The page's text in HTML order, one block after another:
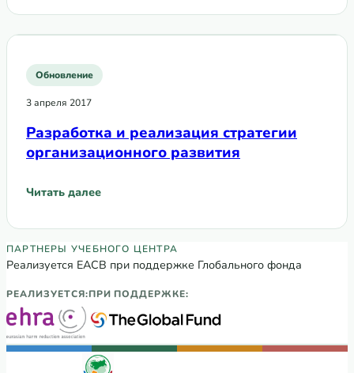
Обновление
3 апреля 2017
Разработка и реализация стратегии
организационного развития
Читать далее
: Разработка и реализация стратегии организационного
Партнеры Регионального учебного
ПАРТНЕРЫ УЧЕБНОГО ЦЕНТРА
Реализуется ЕАСВ при поддержке Глобального фонда
РЕАЛИЗУЕТСЯ:ПРИ ПОДДЕРЖКЕ: